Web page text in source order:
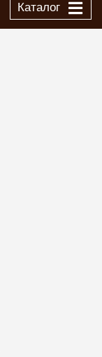
Каталог